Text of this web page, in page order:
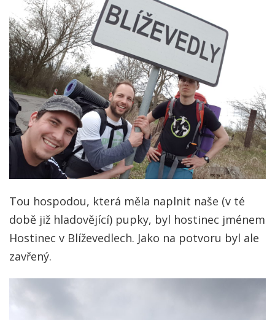
Tou hospodou, která měla naplnit naše (v té
době již hladovějící) pupky, byl hostinec jménem
Hostinec v Blíževedlech. Jako na potvoru byl ale
zavřený.